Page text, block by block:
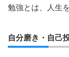
勉強とは、人生
自分磨き・自己